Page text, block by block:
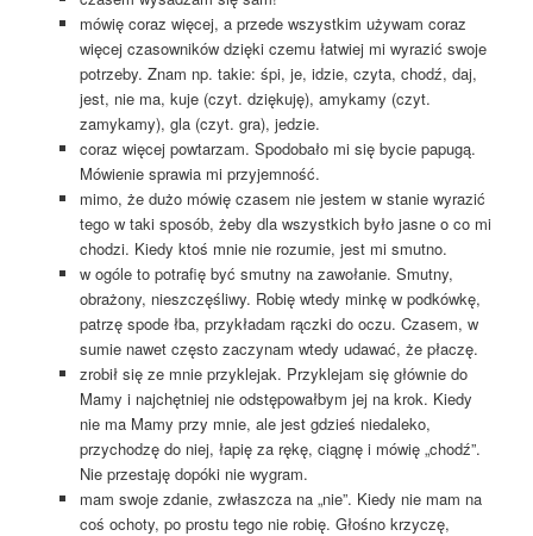
mówię coraz więcej, a przede wszystkim używam coraz
więcej czasowników dzięki czemu łatwiej mi wyrazić swoje
potrzeby. Znam np. takie: śpi, je, idzie, czyta, chodź, daj,
jest, nie ma, kuje (czyt. dziękuję), amykamy (czyt.
zamykamy), gla (czyt. gra), jedzie.
coraz więcej powtarzam. Spodobało mi się bycie papugą.
Mówienie sprawia mi przyjemność.
mimo, że dużo mówię czasem nie jestem w stanie wyrazić
tego w taki sposób, żeby dla wszystkich było jasne o co mi
chodzi. Kiedy ktoś mnie nie rozumie, jest mi smutno.
w ogóle to potrafię być smutny na zawołanie. Smutny,
obrażony, nieszczęśliwy. Robię wtedy minkę w podkówkę,
patrzę spode łba, przykładam rączki do oczu. Czasem, w
sumie nawet często zaczynam wtedy udawać, że płaczę.
zrobił się ze mnie przyklejak. Przyklejam się głównie do
Mamy i najchętniej nie odstępowałbym jej na krok. Kiedy
nie ma Mamy przy mnie, ale jest gdzieś niedaleko,
przychodzę do niej, łapię za rękę, ciągnę i mówię „chodź”.
Nie przestaję dopóki nie wygram.
mam swoje zdanie, zwłaszcza na „nie”. Kiedy nie mam na
coś ochoty, po prostu tego nie robię. Głośno krzyczę,